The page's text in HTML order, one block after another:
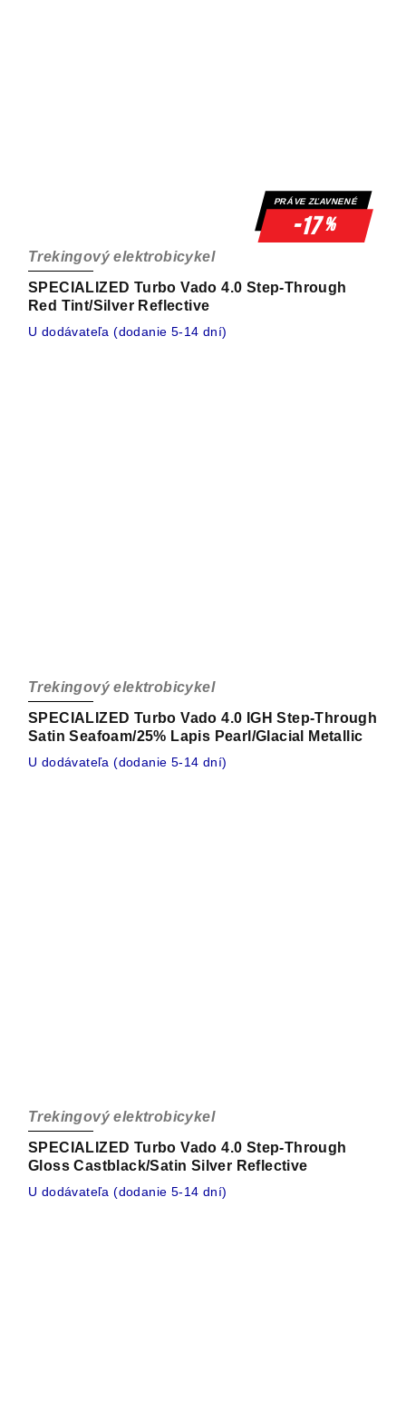
PRÁVE ZĽAVNENÉ
-17%
SPECIALIZED Turbo Vado 4.0 Step-Through
Red Tint/Silver Reflective
Trekingový elektrobicykel
U dodávateľa (dodanie 5-14 dní)
SPECIALIZED Turbo Vado 4.0 IGH Step-Through
Satin Seafoam/25% Lapis Pearl/Glacial Metallic
Trekingový elektrobicykel
U dodávateľa (dodanie 5-14 dní)
SPECIALIZED Turbo Vado 4.0 Step-Through
Gloss Castblack/Satin Silver Reflective
Trekingový elektrobicykel
U dodávateľa (dodanie 5-14 dní)